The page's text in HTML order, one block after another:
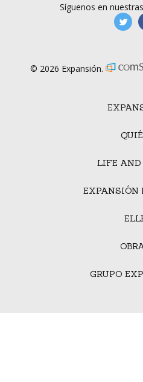
LIFE AND
EXPANSIÓN
GRUPO
Síguenos en
© 2026 Expansión.